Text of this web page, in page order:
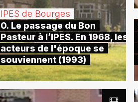
IPES de Bourges
0. Le passage du Bon
Pasteur à l’IPES. En 1968, les
acteurs de l'époque se
souviennent (1993)